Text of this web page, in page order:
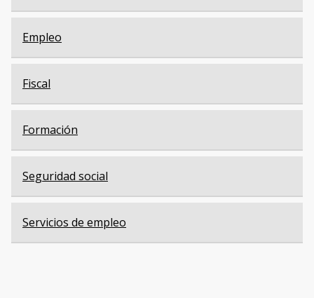
Empleo
Fiscal
Formación
Seguridad social
Servicios de empleo